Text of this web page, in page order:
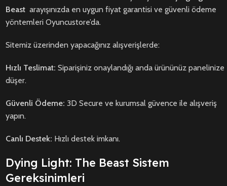
Beast arayışınızda en uygun fiyat garantisi ve güvenli ödeme
yöntemleri Oyuncustore’da.
Sitemiz üzerinden yapacağınız alışverişlerde:
Hızlı Teslimat: Siparişiniz onaylandığı anda ürününüz panelinize
düşer.
Güvenli Ödeme: 3D Secure ve kurumsal güvence ile alışveriş
yapın.
Canlı Destek: Hızlı destek imkanı.
Dying Light: The Beast Sistem
Gereksinimleri